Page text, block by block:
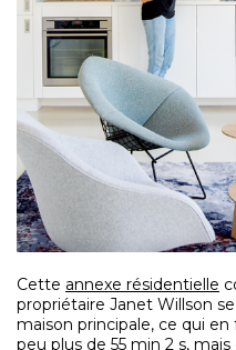
Cette annexe résidentielle
propriétaire Janet Willson
maison principale, ce qui
peu plus de 55 min 2 s,